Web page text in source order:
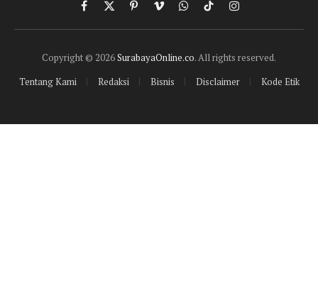
Facebook
X
(Twitter)
PinterestVimeoWhatsApp
TikTokInstagram
Copyright © 2026SurabayaOnline.co. All rights reserved.
Tentang Kami
Redaksi Bisnis Disclaimer Kode Etik